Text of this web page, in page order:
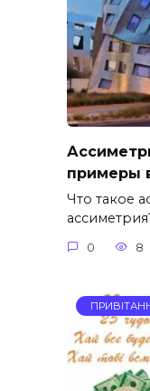
примеры
Что такое
0 8